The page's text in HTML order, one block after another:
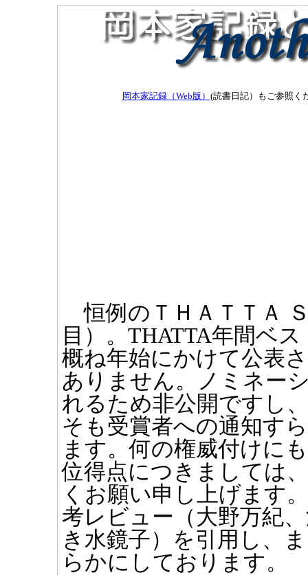
岡本家記録（Web版） (読書日記）もご参照く
恒例のＴＨＡＴＴＡ
目）。THATTA年間ベ
概ね年始にかけて公表
ありません。ノミネー
れるため非公開ですし
そも受賞者への通知す
ます。何の権威付けに
位得点につきましては
くお願い申し上げます
考レビュー（大野万紀
き水鏡子）を引用し、
らかにしております。